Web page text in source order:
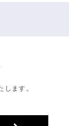
します。